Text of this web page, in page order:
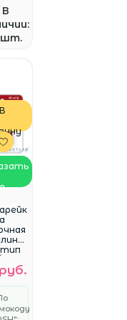
В
В
в
a
тип
(
в